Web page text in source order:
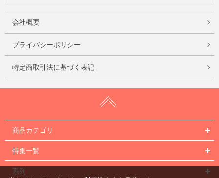
会社概要
プライバシーポリシー
特定商取引法に基づく表記
商品カテゴリ
特集一覧
系列